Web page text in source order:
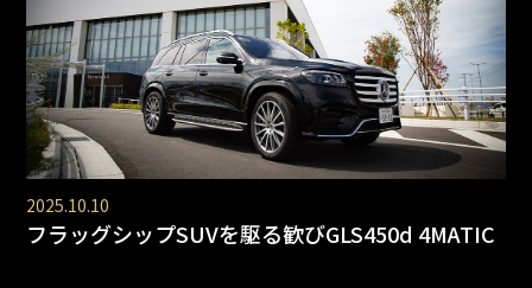
2025.10.10
フラッグシップSUVを駆る歓びGLS450d 4MATIC